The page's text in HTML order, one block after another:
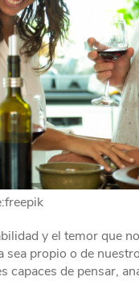
y el temor que
propio o de
capaces de pensar,